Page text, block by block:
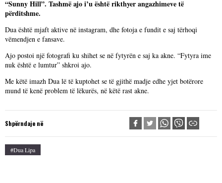
“Sunny Hill”. Tashmë ajo i’u është rikthyer angazhimeve të
përditshme.
Dua është mjaft aktive në instagram, dhe fotoja e fundit e saj tërhoqi
vëmendjen e fansave.
Ajo postoi një fotografi ku shihet se në fytyrën e saj ka akne. “Fytyra ime
nuk është e lumtur” shkroi ajo.
Me këtë imazh Dua lë të kuptohet se të gjithë madje edhe yjet botërore
mund të kenë problem të lëkurës, në këtë rast akne.
Shpërndaje në
#Dua Lipa